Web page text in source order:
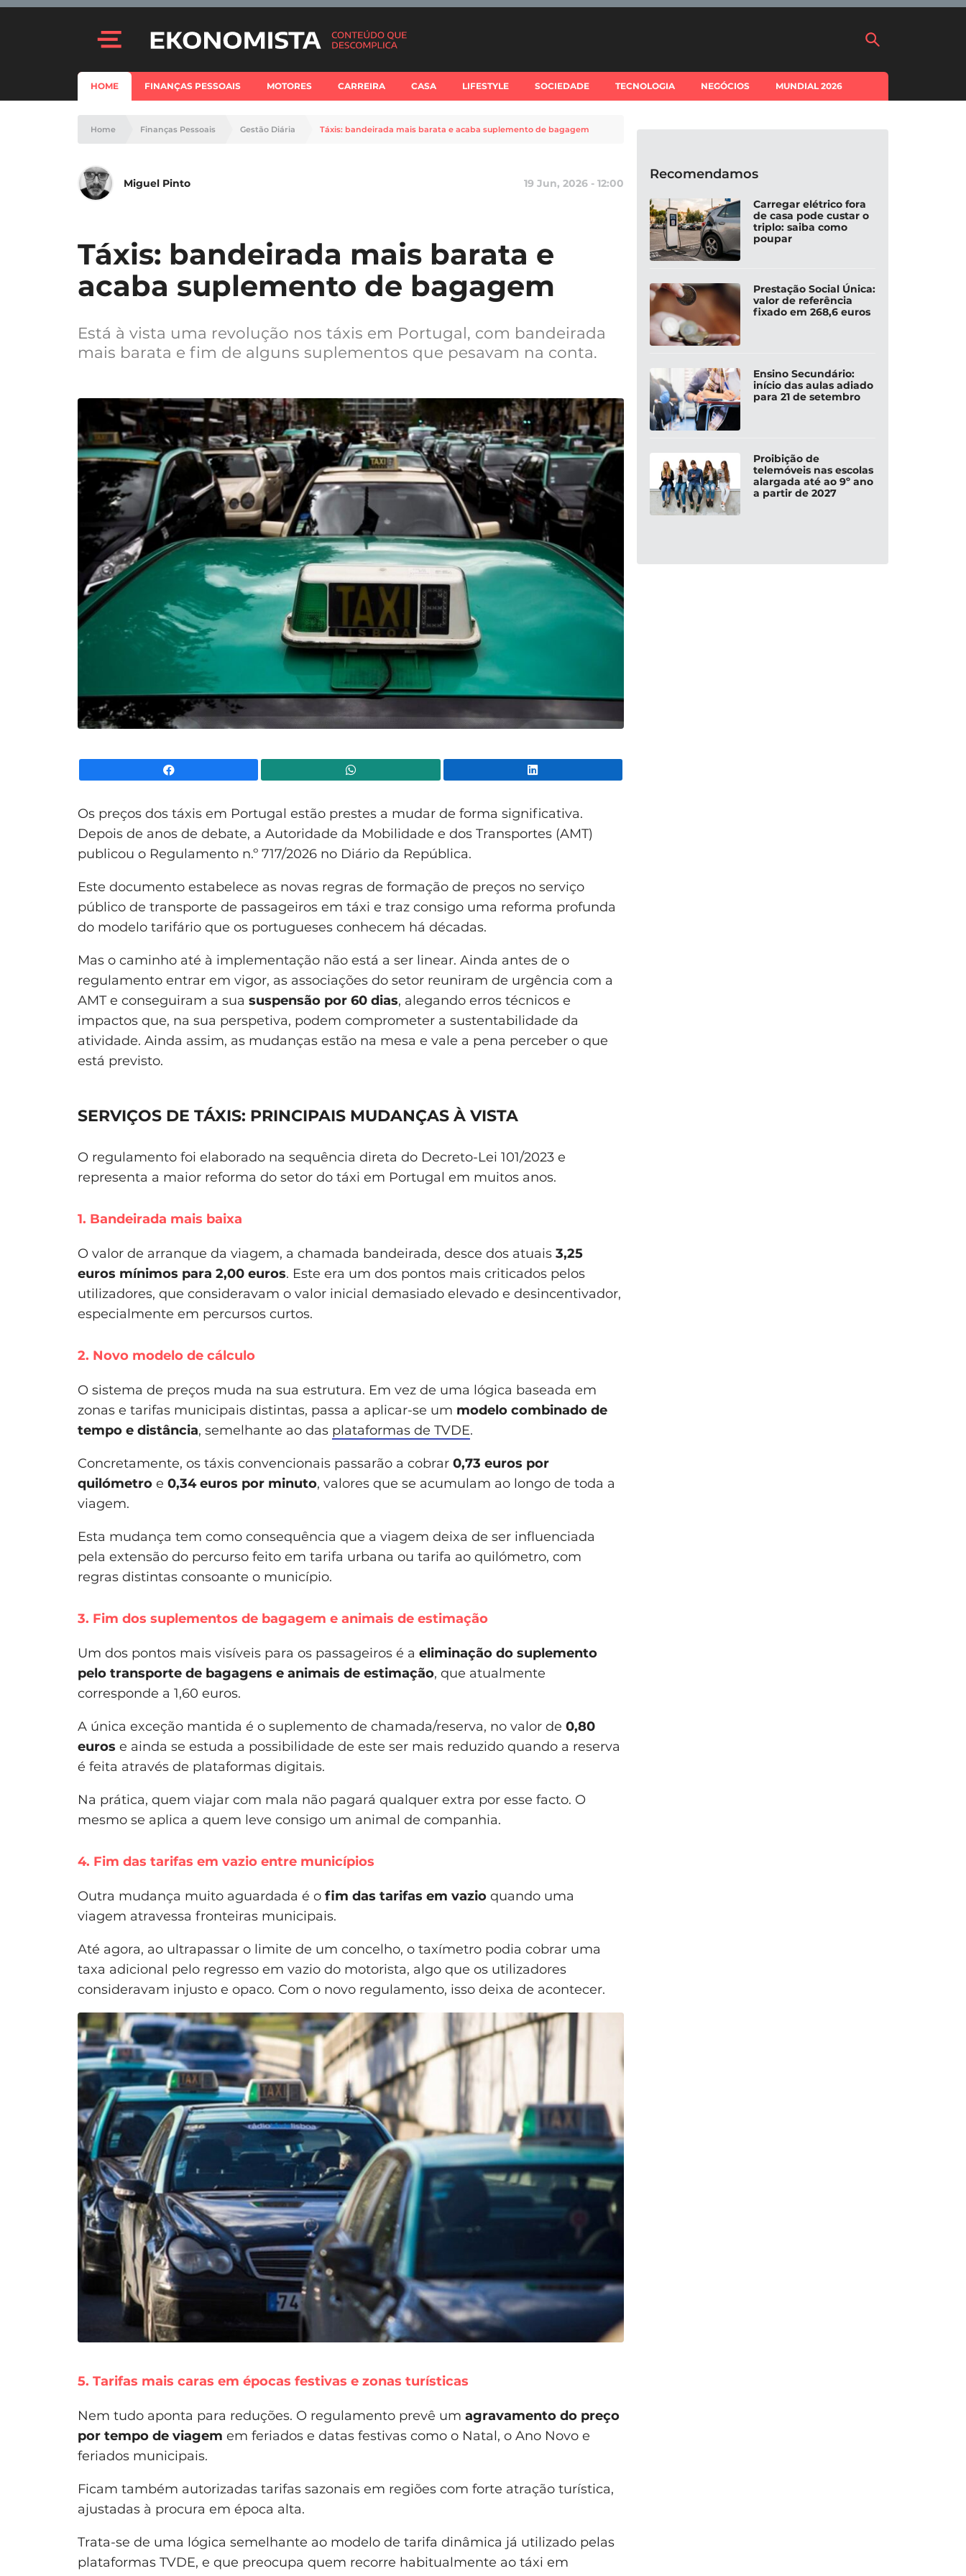
HOME FINANÇAS PESSOAIS MOTORES CARREIRA CASA LIFESTYLE SOCIEDADE TECNOLOGIA NEGÓCIOS MUNDIAL 2026
Home Finanças Pessoais Gestão Diária Táxis: bandeirada mais barata e acaba suplemento de bagagem
Miguel Pinto 19 Jun, 2026 - 12:00
Táxis: bandeirada mais barata e
acaba suplemento de bagagem
Está à vista uma revolução nos táxis em Portugal, com bandeirada
mais barata e fim de alguns suplementos que pesavam na conta.
Os preços dos táxis em Portugal estão prestes a mudar de forma significativa.
Depois de anos de debate, a Autoridade da Mobilidade e dos Transportes (AMT)
publicou o Regulamento n.º 717/2026 no Diário da República.
Este documento estabelece as novas regras de formação de preços no serviço
público de transporte de passageiros em táxi e traz consigo uma reforma profunda
do modelo tarifário que os portugueses conhecem há décadas.
Mas o caminho até à implementação não está a ser linear. Ainda antes de o
regulamento entrar em vigor, as associações do setor reuniram de urgência com a
AMT e conseguiram a sua suspensão por 60 dias, alegando erros técnicos e
impactos que, na sua perspetiva, podem comprometer a sustentabilidade da
atividade. Ainda assim, as mudanças estão na mesa e vale a pena perceber o que
está previsto.
SERVIÇOS DE TÁXIS: PRINCIPAIS MUDANÇAS À VISTA
O regulamento foi elaborado na sequência direta do Decreto-Lei 101/2023 e
representa a maior reforma do setor do táxi em Portugal em muitos anos.
1. Bandeirada mais baixa
O valor de arranque da viagem, a chamada bandeirada, desce dos atuais 3,25
euros mínimos para 2,00 euros. Este era um dos pontos mais criticados pelos
utilizadores, que consideravam o valor inicial demasiado elevado e desincentivador,
especialmente em percursos curtos.
2. Novo modelo de cálculo
O sistema de preços muda na sua estrutura. Em vez de uma lógica baseada em
zonas e tarifas municipais distintas, passa a aplicar-se um modelo combinado de
tempo e distância, semelhante ao das plataformas de TVDE.
Concretamente, os táxis convencionais passarão a cobrar 0,73 euros por
quilómetro e 0,34 euros por minuto, valores que se acumulam ao longo de toda a
viagem.
Esta mudança tem como consequência que a viagem deixa de ser influenciada
pela extensão do percurso feito em tarifa urbana ou tarifa ao quilómetro, com
regras distintas consoante o município.
3. Fim dos suplementos de bagagem e animais de estimação
Um dos pontos mais visíveis para os passageiros é a eliminação do suplemento
pelo transporte de bagagens e animais de estimação, que atualmente
corresponde a 1,60 euros.
A única exceção mantida é o suplemento de chamada/reserva, no valor de 0,80
euros e ainda se estuda a possibilidade de este ser mais reduzido quando a reserva
é feita através de plataformas digitais.
Na prática, quem viajar com mala não pagará qualquer extra por esse facto. O
mesmo se aplica a quem leve consigo um animal de companhia.
4. Fim das tarifas em vazio entre municípios
Outra mudança muito aguardada é o fim das tarifas em vazio quando uma
viagem atravessa fronteiras municipais.
Até agora, ao ultrapassar o limite de um concelho, o taxímetro podia cobrar uma
taxa adicional pelo regresso em vazio do motorista, algo que os utilizadores
consideravam injusto e opaco. Com o novo regulamento, isso deixa de acontecer.
5. Tarifas mais caras em épocas festivas e zonas turísticas
Nem tudo aponta para reduções. O regulamento prevê um agravamento do preço
por tempo de viagem em feriados e datas festivas como o Natal, o Ano Novo e
feriados municipais.
Ficam também autorizadas tarifas sazonais em regiões com forte atração turística,
ajustadas à procura em época alta.
Trata-se de uma lógica semelhante ao modelo de tarifa dinâmica já utilizado pelas
plataformas TVDE, e que preocupa quem recorre habitualmente ao táxi em
Recomendamos
Carregar elétrico fora
de casa pode custar o
triplo: saiba como
poupar
Prestação Social Única:
valor de referência
fixado em 268,6 euros
Ensino Secundário:
início das aulas adiado
para 21 de setembro
Proibição de
telemóveis nas escolas
alargada até ao 9º ano
a partir de 2027